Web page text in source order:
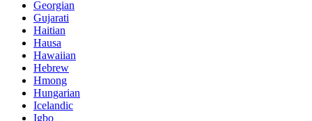
Georgian
Gujarati
Haitian
Hausa
Hawaiian
Hebrew
Hmong
Hungarian
Icelandic
Igbo